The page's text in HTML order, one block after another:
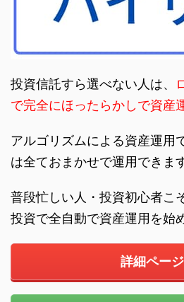
投資信託すら選べない人は、
で完全にほったらかしで資産
アルゴリズムによる資産運用
は全ておまかせで運用できます
普段忙しい人・投資初心者こ
投資で全自動で資産運用を始
詳細ページ